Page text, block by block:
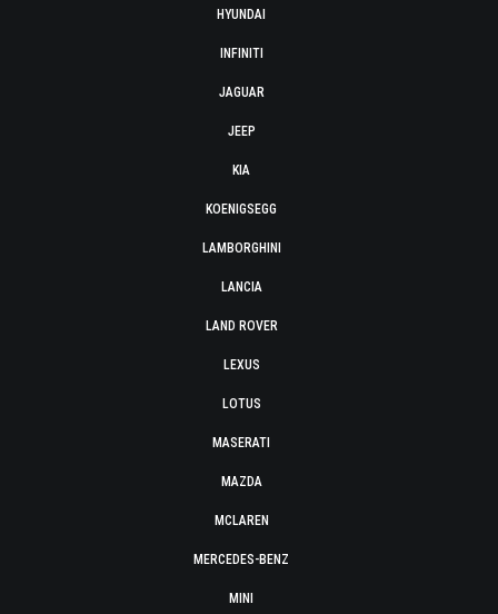
HYUNDAI
INFINITI
JAGUAR
JEEP
KIA
KOENIGSEGG
LAMBORGHINI
LANCIA
LAND ROVER
LEXUS
LOTUS
MASERATI
MAZDA
MCLAREN
MERCEDES-BENZ
MINI